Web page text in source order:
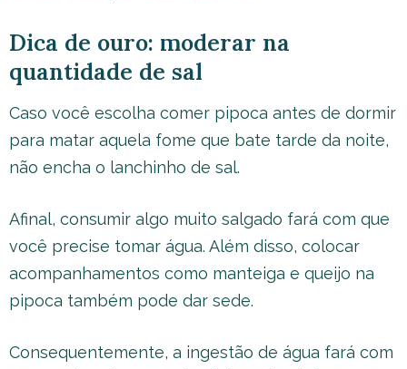
Dica de ouro: moderar na
quantidade de sal
Caso você escolha comer pipoca antes de dormir
para matar aquela fome que bate tarde da noite,
não encha o lanchinho de sal.
Afinal, consumir algo muito salgado fará com que
você precise tomar água. Além disso, colocar
acompanhamentos como manteiga e queijo na
pipoca também pode dar sede.
Consequentemente, a ingestão de água fará com